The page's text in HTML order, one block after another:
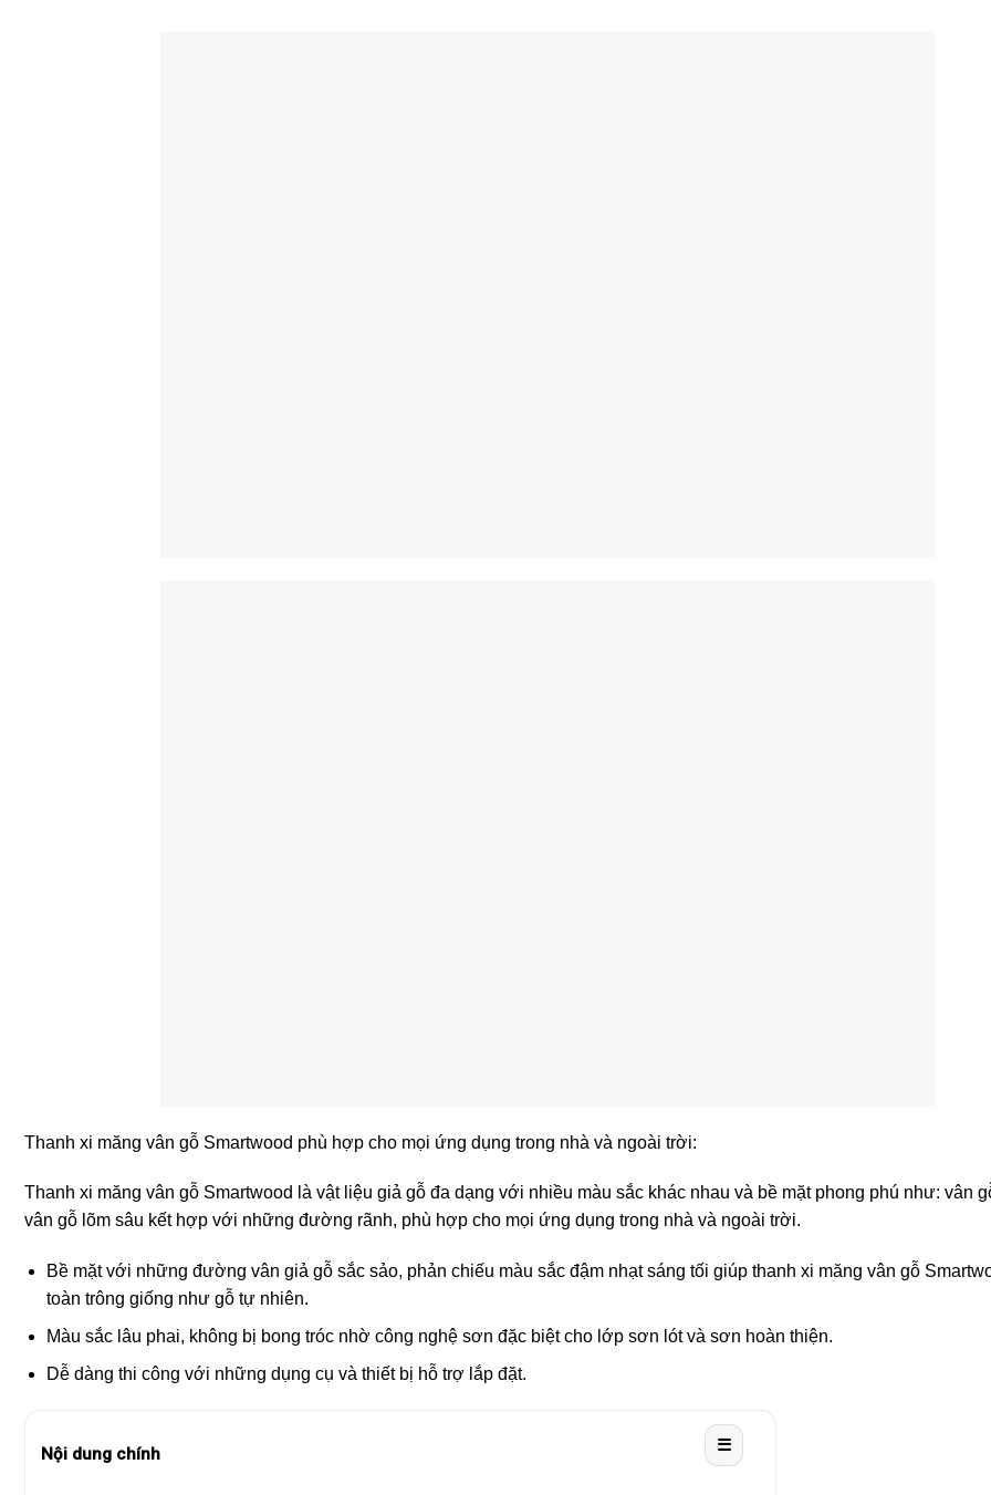
Thanh xi măng vân gỗ Smartwood phù hợp cho mọi ứng dụng trong nhà và ngoài trời:
Thanh xi măng vân gỗ Smartwood là vật liệu giả gỗ đa dạng với nhiều màu sắc khác nhau và bề mặt phong phú như: vân
vân gỗ lõm sâu kết hợp với những đường rãnh, phù hợp cho mọi ứng dụng trong nhà và ngoài trời.
Bề mặt với những đường vân giả gỗ sắc sảo, phản chiếu màu sắc đậm nhạt sáng tối giúp thanh xi măng vân gỗ
toàn trông giống như gỗ tự nhiên.
Màu sắc lâu phai, không bị bong tróc nhờ công nghệ sơn đặc biệt cho lớp sơn lót và sơn hoàn thiện.
Dễ dàng thi công với những dụng cụ và thiết bị hỗ trợ lắp đặt.
Nội dung chính ☰